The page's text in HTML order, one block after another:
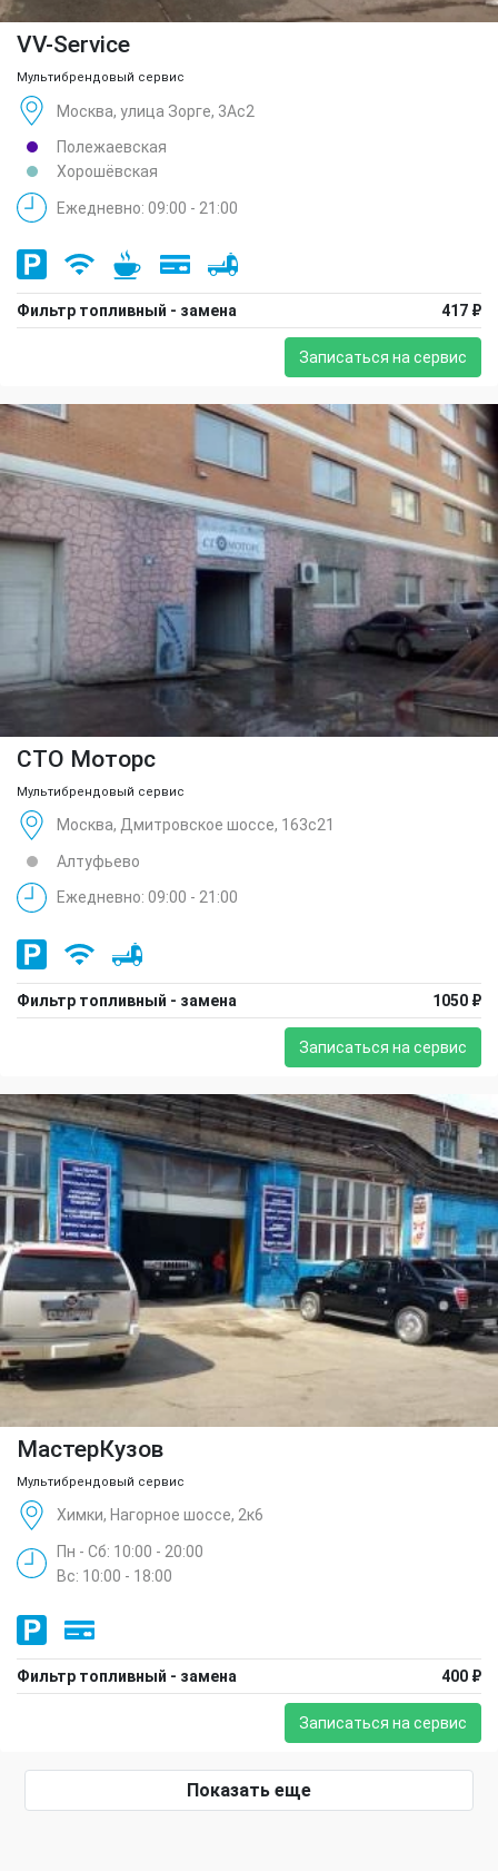
VV-Service
Мультибрендовый сервис
Москва, улица Зорге, 3Ас2
Полежаевская
Хорошёвская
Ежедневно: 09:00 - 21:00
Фильтр топливный - замена 417 ₽
Записаться на сервис
СТО Моторс
Мультибрендовый сервис
Москва, Дмитровское шоссе, 163с21
Алтуфьево
Ежедневно: 09:00 - 21:00
Фильтр топливный - замена 1050 ₽
Записаться на сервис
МастерКузов
Мультибрендовый сервис
Химки, Нагорное шоссе, 2к6
Пн - Сб: 10:00 - 20:00
Вс: 10:00 - 18:00
Фильтр топливный - замена 400 ₽
Записаться на сервис
Показать еще